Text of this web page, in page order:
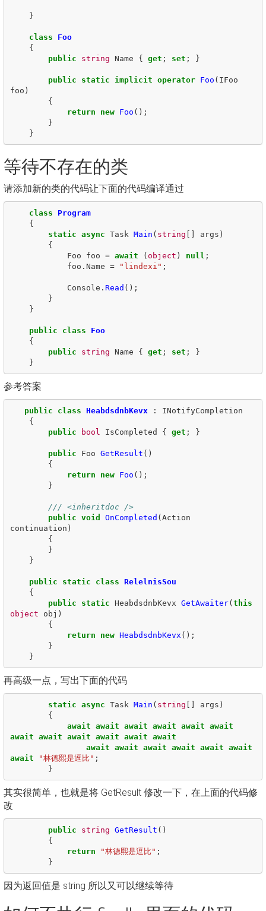
}
class
Foo
{
public
string Name { get ; set ; }
public static implicit operator Foo ( IFoo
foo )
{
return
new Foo ();
}
}
等待不存在的类
请添加新的类的代码让下面的代码编译通过
class
Program
{
static async Task Main ( string [] args )
{
Foo
foo = await (object ) null ;
foo . Name = "lindexi" ;
Console . Read ();
}
}
public class
Foo
{
public
string Name { get ; set ;
}
}
参考答案
public class HeabdsdnbKevx :
INotifyCompletion
{
public
bool IsCompleted { get ; }
public Foo GetResult ()
{
return
new Foo ();
}
/// <inheritdoc />
public void OnCompleted (Action
continuation )
{
}
}
public static class RelelnisSou
{
public
static HeabdsdnbKevx GetAwaiter(this
object
obj )
{
return
new HeabdsdnbKevx ();
}
}
再高级一点，写出下面的代码
static async Task Main ( string [] args )
{
await await await await await await
await await await await await await
await await await await await await
await
"林德熙是逗比" ;
}
其实很简单，也就是将 GetResult 修改一下，在上面的代码修
改
public string GetResult ()
{
return
"林德熙是逗比" ;
}
因为返回值是 string 所以又可以继续等待